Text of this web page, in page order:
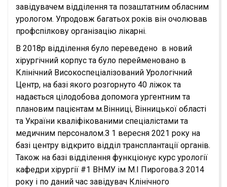
завідувачем відділення та позаштатним обласним
урологом. Упродовж багатьох років він очолював
профспілкову організацію лікарні.
В 2018р відділення було переведено в новий
хірургічний корпус та було перейменовано в
Клінічний Високоспеціалізований Урологічний
Центр, на базі якого розгорнуто 40 ліжок та
надається цілодобова допомога ургентним та
плановим пацієнтам м.Вінниці, Вінницької області
та України кваліфікованими спеціалістами та
медичним персоналом.З 1 вересня 2021 року на
базі центру відкрито відділ трансплантації органів.
Також на базі відділення функціонує курс урології
кафедри хірургії #1 ВНМУ ім М.І Пирогова.З 2014
року і по даний час завідувач Клінічного